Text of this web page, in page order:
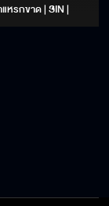
หรกขาด | SIN |